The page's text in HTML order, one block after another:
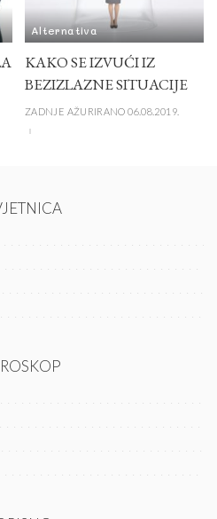
Alternativa
KAKO SE IZVUĆI IZ
BEZIZLAZNE SITUACIJE
ZADNJE AŽURIRANO 06.08.2019.